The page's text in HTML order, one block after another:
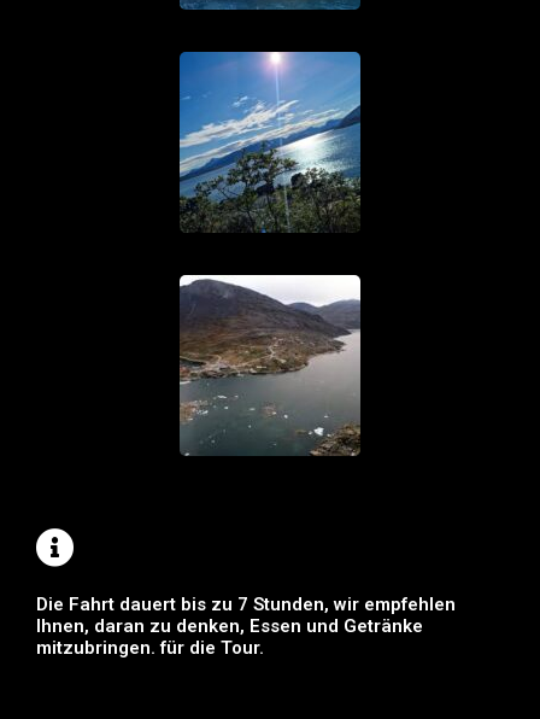
Die Fahrt dauert bis zu 7 Stunden, wir empfehlen
Ihnen, daran zu denken, Essen und Getränke
mitzubringen. für die Tour.